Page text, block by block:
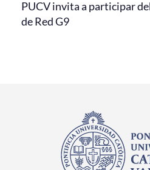
PUCV invita a participar
de Red G9